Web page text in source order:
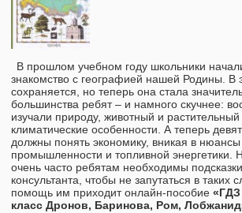
В прошлом учебном году школьники
знакомство с географией нашей Родины. В
сохраняется, но теперь она стала
большинства ребят – и намного скучнее:
изучали природу, животный и
климатические особенности. А теперь
должны понять экономику, вникая в
промышленности и топливной энергетики.
очень часто ребятам необходимы
консультанта, чтобы не запутаться в
помощь им приходит онлайн-пособие
класс Дронов, Баринова, Ром,